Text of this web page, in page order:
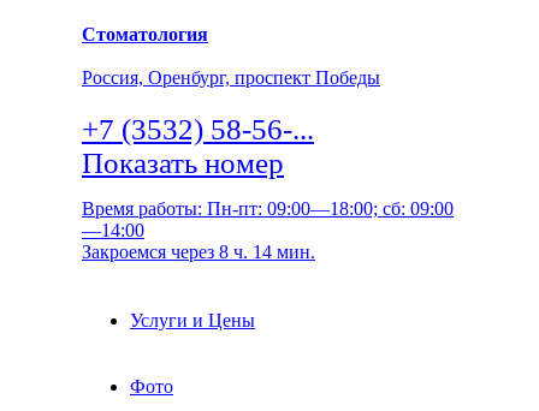
Стоматология
Россия, Оренбург, проспект Победы
+7 (3532) 58-56-...
Показать номер
Время работы: Пн-пт: 09:00—18:00; сб: 09:00
—14:00
Закроемся через 8 ч. 14 мин.
Услуги и Цены
Фото